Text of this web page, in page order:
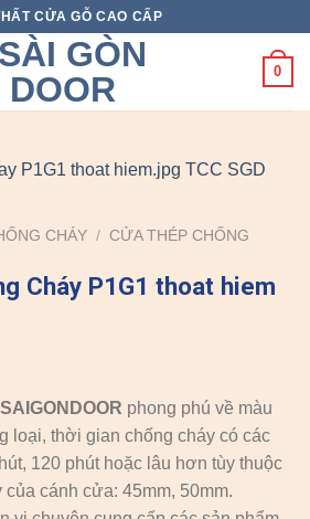
CỬA GỖ CAO CẤP
0
CHÁY / CỬA THÉP CHỐNG
Cháy P1G1 thoat hiem
SAIGONDOOR phong phú về màu
loại, thời gian chống cháy có các
120 phút hoặc lâu hơn tùy thuộc
cánh cửa: 45mm, 50mm.